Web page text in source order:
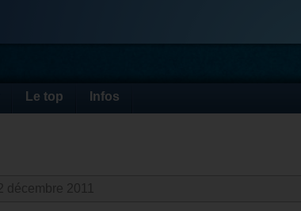
Le top Infos